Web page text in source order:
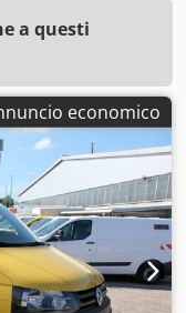
a questi
economico